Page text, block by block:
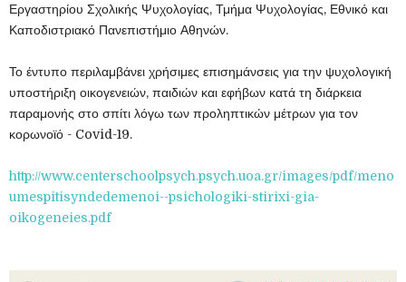
Εργαστηρίου Σχολικής Ψυχολογίας, Τμήμα Ψυχολογίας, Εθνικό και
Καποδιστριακό Πανεπιστήμιο Αθηνών.
Το έντυπο περιλαμβάνει χρήσιμες επισημάνσεις για την ψυχολογική
υποστήριξη οικογενειών, παιδιών και εφήβων κατά τη διάρκεια
παραμονής στο σπίτι λόγω των προληπτικών μέτρων για τον
κορωνοϊό - Covid-19.
http://www.centerschoolpsych.psych.uoa.gr/images/pdf/meno
umespitisyndedemenoi--psichologiki-stirixi-gia-
oikogeneies.pdf